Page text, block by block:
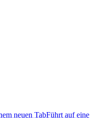
neuen TabFührt auf eine